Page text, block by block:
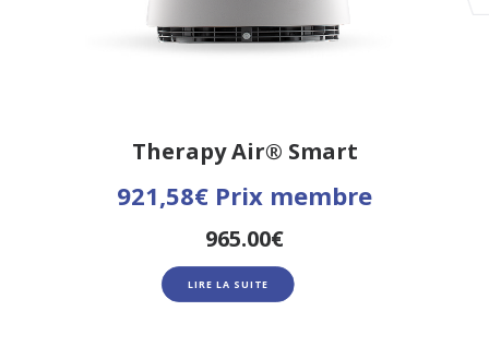
Therapy Air® Smart
921,58€ Prix membre
965.00€
LIRE LA SUITE